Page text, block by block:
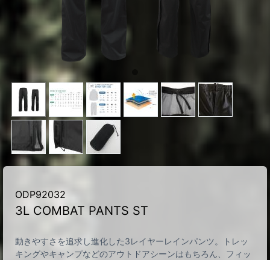
ODP92032
3L COMBAT PANTS ST
動きやすさを追求し進化した3レイヤーレインパンツ。トレッ
キングやキャンプなどのアウトドアシーンはもちろん、フィッ